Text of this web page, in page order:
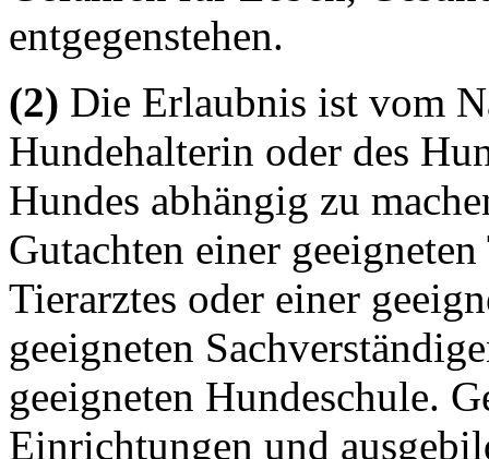
entgegenstehen.
(2) Die Erlaubnis ist vom
Hundehalterin oder des
Hundes abhängig zu
Gutachten einer
Tierarztes oder einer
geeigneten
geeigneten Hundeschule.
Einrichtungen und